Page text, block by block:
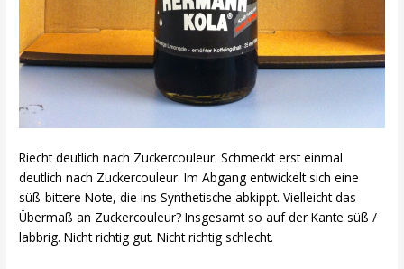
Riecht deutlich nach Zuckercouleur. Schmeckt erst einmal
deutlich nach Zuckercouleur. Im Abgang entwickelt sich eine
süß-bittere Note, die ins Synthetische abkippt. Vielleicht das
Übermaß an Zuckercouleur? Insgesamt so auf der Kante süß /
labbrig. Nicht richtig gut. Nicht richtig schlecht.